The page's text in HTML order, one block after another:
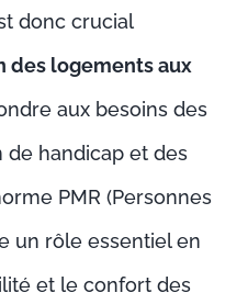
donc crucial
des logements aux
aux besoins des
de handicap et des
PMR (Personnes
un rôle essentiel en
et le confort des